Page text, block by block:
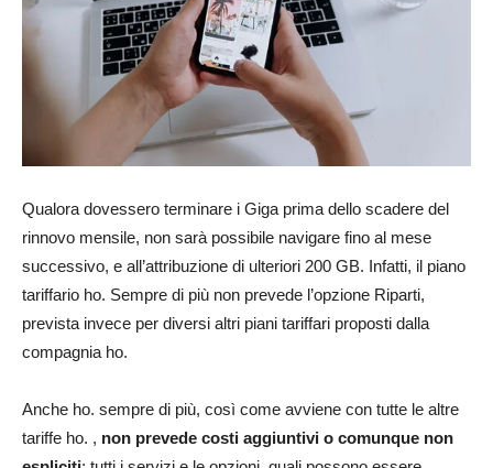
Qualora dovessero terminare i Giga prima dello scadere del
rinnovo mensile, non sarà possibile navigare fino al mese
successivo, e all’attribuzione di ulteriori 200 GB. Infatti, il piano
tariffario ho. Sempre di più non prevede l’opzione Riparti,
prevista invece per diversi altri piani tariffari proposti dalla
compagnia ho.
Anche ho. sempre di più, così come avviene con tutte le altre
tariffe ho. , non prevede costi aggiuntivi o comunque non